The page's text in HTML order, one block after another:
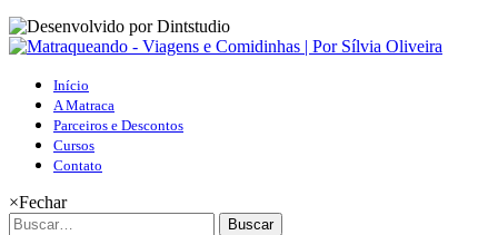
Início
A Matraca
Parceiros e Descontos
Cursos
Contato
×Fechar
Buscar